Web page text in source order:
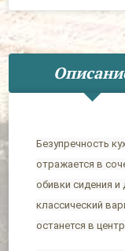
Безупречность
отражается в
обивки сидения и
классический
останется в